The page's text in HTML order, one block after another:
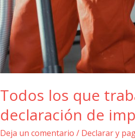
Todos los que
declaración de
Deja un comentario / Declarar y